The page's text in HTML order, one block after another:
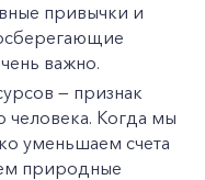
привычки и
важно.
— признак
человека. Когда мы
уменьшаем счета
природные